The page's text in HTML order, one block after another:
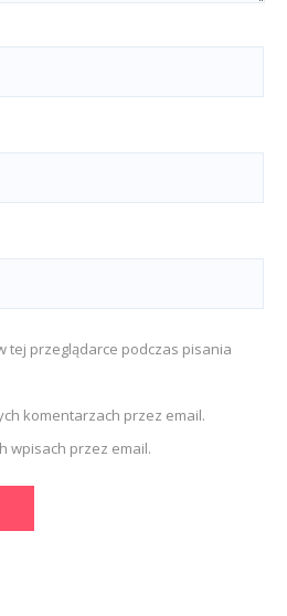
tej przeglądarce podczas pisania
komentarzach przez email.
wpisach przez email.